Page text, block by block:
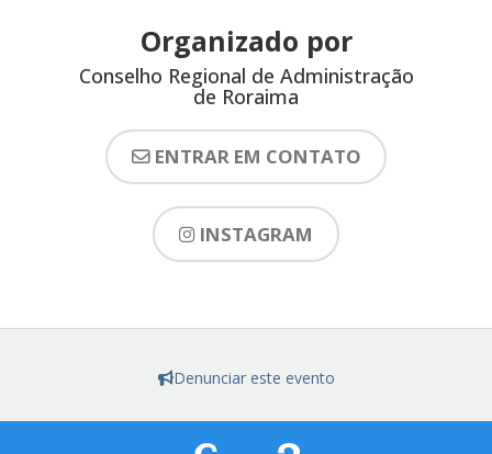
Organizado por
Conselho Regional de Administração
de Roraima
ENTRAR EM CONTATO
INSTAGRAM
Denunciar este evento